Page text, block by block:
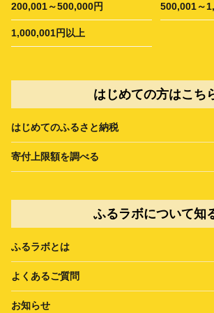
200,001～500,000円 500,001～
1,000,001円以上
はじめての方はこち
はじめてのふるさと納税
寄付上限額を調べる
ふるラボについて知
ふるラボとは
よくあるご質問
お知らせ